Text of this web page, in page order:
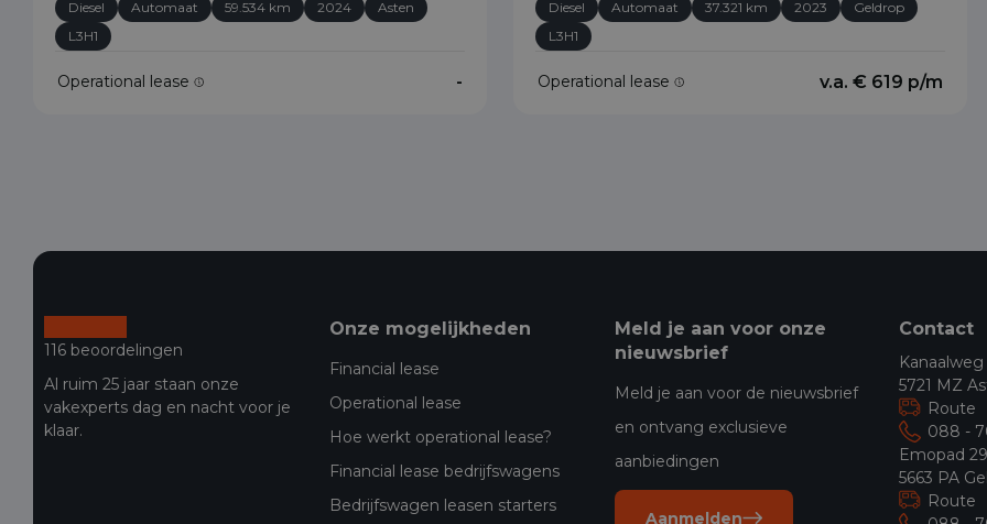
Diesel Automaat 59.534 km 2024
Asten
L3H1
Operational lease -
Diesel Automaat 37.321 km 2023
Geldrop
L3H1
Operational lease v.a. € 619 p/m
116 beoordelingen
Al ruim 25 jaar staan onze
vakexperts dag en nacht voor je
klaar.
Onze mogelijkheden
Financial lease
Operational lease
Hoe werkt operational lease?
Financial lease bedrijfswagens
Bedrijfswagen leasen starters
Meld je aan voor onze
nieuwsbrief
Meld je aan voor de nieuwsbrief
en ontvang exclusieve
aanbiedingen
Aanmelden
Contact
5721 MZ
Route
088 -
Emopad
5663 PA
Route